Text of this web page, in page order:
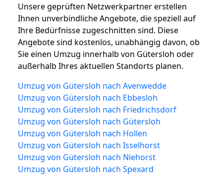
Unsere geprüften Netzwerkpartner erstellen
Ihnen unverbindliche Angebote, die speziell auf
Ihre Bedürfnisse zugeschnitten sind. Diese
Angebote sind kostenlos, unabhängig davon, ob
Sie einen Umzug innerhalb von Gütersloh oder
außerhalb Ihres aktuellen Standorts planen.
Umzug von Gütersloh nach Avenwedde
Umzug von Gütersloh nach Ebbesloh
Umzug von Gütersloh nach Friedrichsdorf
Umzug von Gütersloh nach Gütersloh
Umzug von Gütersloh nach Hollen
Umzug von Gütersloh nach Isselhorst
Umzug von Gütersloh nach Niehorst
Umzug von Gütersloh nach Spexard